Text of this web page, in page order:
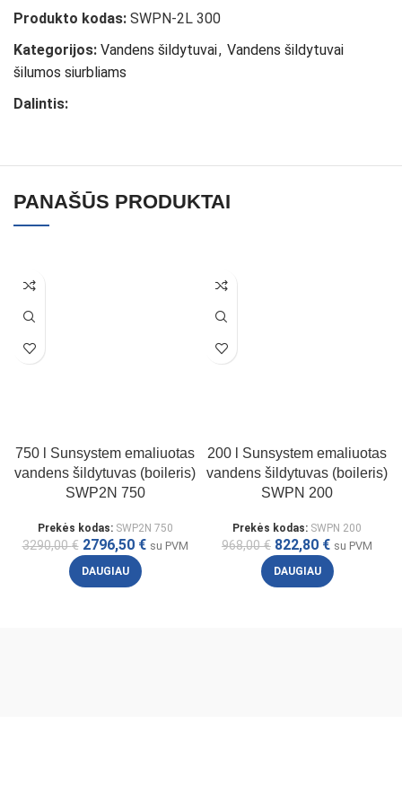
Produkto kodas: SWPN-2L 300
Kategorijos: Vandens šildytuvai, Vandens šildytuvai
šilumos siurbliams
Dalintis:
PANAŠŪS PRODUKTAI
750 l Sunsystem emaliuotas
vandens šildytuvas (boileris)
SWP2N 750
Prekės kodas: SWP2N 750
3290,00€ 2796,50 € su PVM
DAUGIAU
200 l Sunsystem emaliuotas
vandens šildytuvas (boileris)
SWPN 200
Prekės kodas: SWPN 200
968,00€ 822,80 € su PVM
DAUGIAU